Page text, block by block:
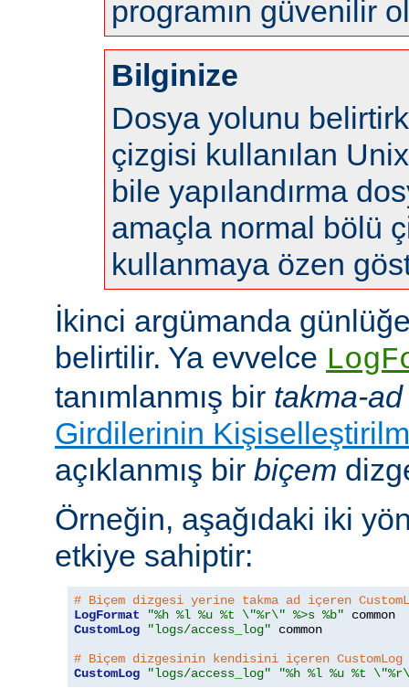
programın güvenilir
Bilginize
Dosya yolunu
çizgisi kullanılan
bile yapılandırma
amaçla normal bölü
kullanmaya özen
İkinci argümanda
belirtilir. Ya evvelce
tanımlanmış bir takma-ad
Girdilerinin
açıklanmış bir biçem
Örneğin, aşağıdaki iki
etkiye sahiptir:
# Biçem dizgesi yerine takma ad içeren
LogFormat
"%h %l %u %t \"%r\" %>s %b"
CustomLog
"logs/access_log" common
# Biçem dizgesinin kendisini içeren CustomLog
CustomLog
"logs/access_log" "%h %l %u %t